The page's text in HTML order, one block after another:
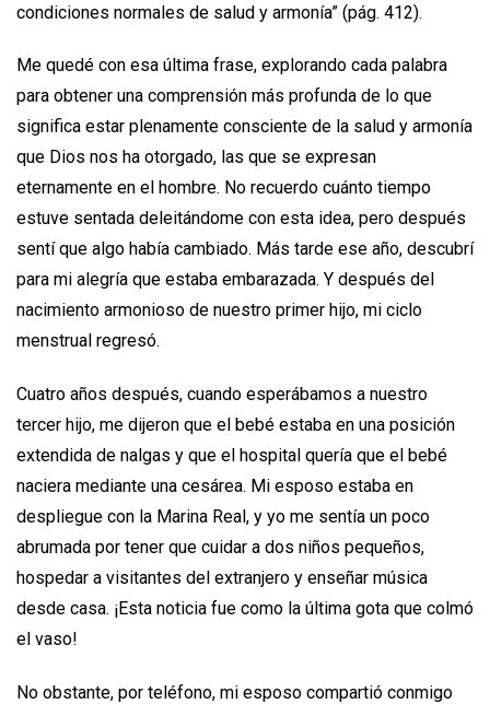
condiciones normales de salud y armonía” (pág. 412).
Me quedé con esa última frase, explorando cada palabra
para obtener una comprensión más profunda de lo que
significa estar plenamente consciente de la salud y armonía
que Dios nos ha otorgado, las que se expresan
eternamente en el hombre. No recuerdo cuánto tiempo
estuve sentada deleitándome con esta idea, pero después
sentí que algo había cambiado. Más tarde ese año, descubrí
para mi alegría que estaba embarazada. Y después del
nacimiento armonioso de nuestro primer hijo, mi ciclo
menstrual regresó.
Cuatro años después, cuando esperábamos a nuestro
tercer hijo, me dijeron que el bebé estaba en una posición
extendida de nalgas y que el hospital quería que el bebé
naciera mediante una cesárea. Mi esposo estaba en
despliegue con la Marina Real, y yo me sentía un poco
abrumada por tener que cuidar a dos niños pequeños,
hospedar a visitantes del extranjero y enseñar música
desde casa. ¡Esta noticia fue como la última gota que colmó
el vaso!
No obstante, por teléfono, mi esposo compartió conmigo